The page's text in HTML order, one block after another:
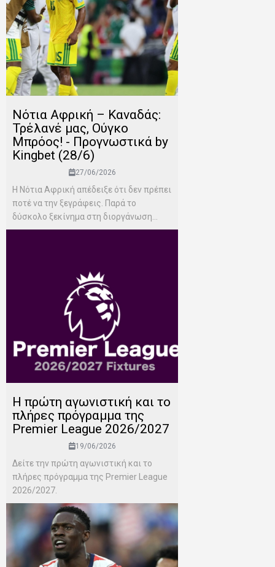
Νότια Αφρική – Καναδάς:
Τρέλανέ μας, Ούγκο
Μπρόος! - Προγνωστικά by
Kingbet (28/6)
27/06/2026
Η Νότια Αφρική απέδειξε ότι δεν πρέπει
ποτέ να την ξεγράφεις. Παρά το
δύσκολο ξεκίνημα στη διοργάνωση...
H πρώτη αγωνιστική και το
πλήρες πρόγραμμα της
Premier League 2026/2027
19/06/2026
Δείτε την πρώτη αγωνιστική και το
πλήρες πρόγραμμα της Premier League
2026/2027.